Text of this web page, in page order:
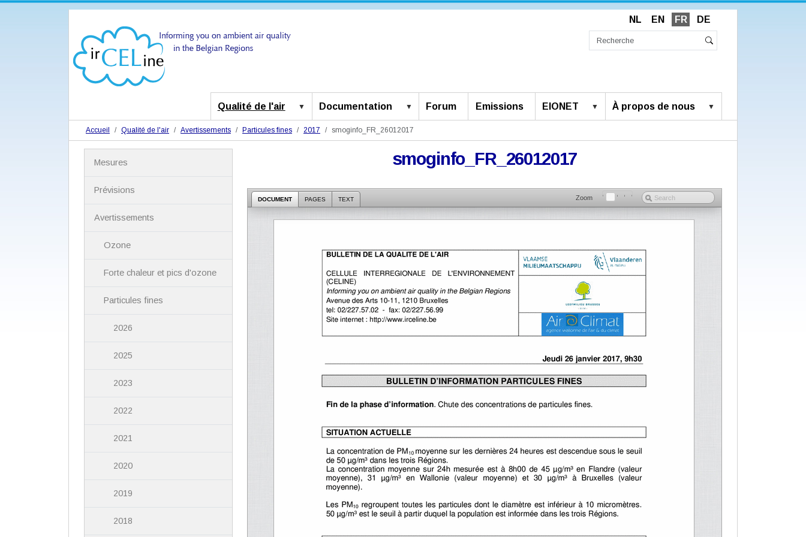
NL EN FR DE
Qualité de l'air Documentation Forum Emissions EIONET À propos de nous
Accueil Qualité de l'air Avertissements Particules fines 2017 smoginfo_FR_26012017
smoginfo_FR_26012017
DOCUMENT PAGES TEXT Zoom
Mesures
Prévisions
Avertissements
Ozone
Forte chaleur et pics d'ozone
Particules fines
2026
2025
2023
2022
2021
2020
2019
2018